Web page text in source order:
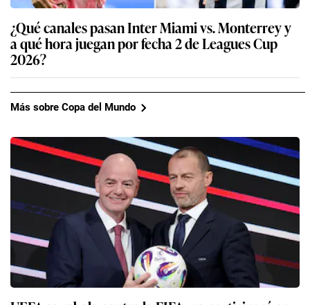
¿Qué canales pasan Inter Miami vs. Monterrey y
a qué hora juegan por fecha 2 de Leagues Cup
2026?
Más sobre Copa del Mundo